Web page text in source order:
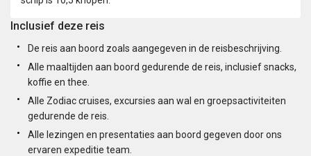
Inclusief deze reis
De reis aan boord zoals aangegeven in de reisbeschrijving.
Alle maaltijden aan boord gedurende de reis, inclusief snacks,
koffie en thee.
Alle Zodiac cruises, excursies aan wal en groepsactiviteiten
gedurende de reis.
Alle lezingen en presentaties aan boord gegeven door ons
ervaren expeditie team.